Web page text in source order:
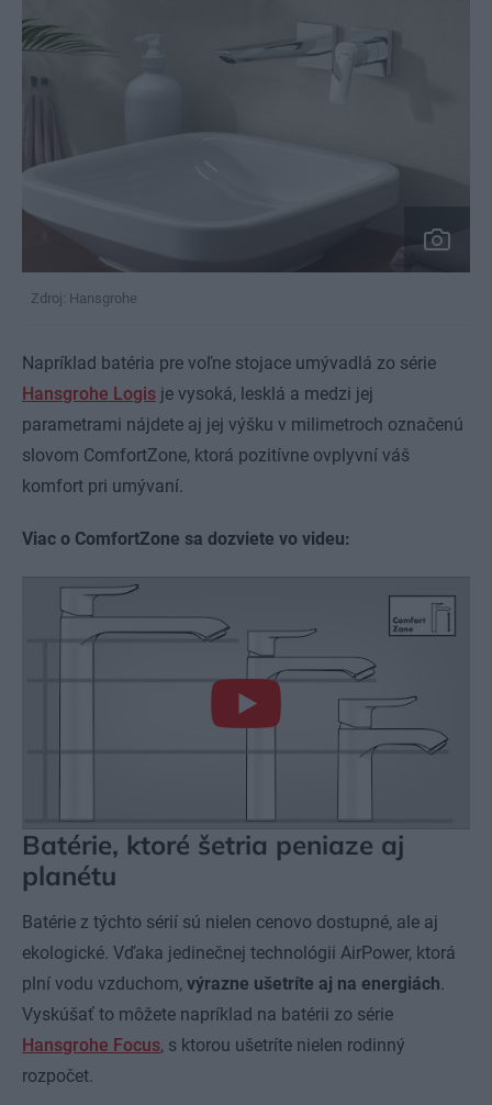
Zdroj: Hansgrohe
Napríklad batéria pre voľne stojace umývadlá zo série
Hansgrohe Logis je vysoká, lesklá a medzi jej
parametrami nájdete aj jej výšku v milimetroch označenú
slovom ComfortZone, ktorá pozitívne ovplyvní váš
komfort pri umývaní.
Viac o ComfortZone sa dozviete vo videu:
Batérie, ktoré šetria peniaze aj
planétu
Batérie z týchto sérií sú nielen cenovo dostupné, ale aj
ekologické. Vďaka jedinečnej technológii AirPower, ktorá
plní vodu vzduchom, výrazne ušetríte aj na energiách.
Vyskúšať to môžete napríklad na batérii zo série
Hansgrohe Focus, s ktorou ušetríte nielen rodinný
rozpočet.